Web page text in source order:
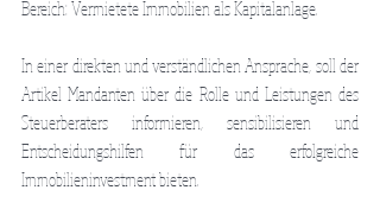
Bereich: Vermietete Immobilien als Kapitalanlage.
In einer direkten und verständlichen Ansprache, soll der
Artikel Mandanten über die Rolle und Leistungen des
Steuerberaters informieren, sensibilisieren und
Entscheidungshilfen für das erfolgreiche
Immobilieninvestment bieten.